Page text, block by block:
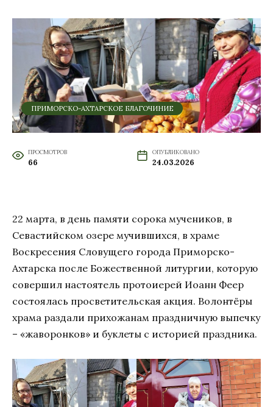
ПРИМОРСКО-АХТАРСКОЕ БЛАГОЧИНИЕ
ПРОСМОТРОВ
66
ОПУБЛИКОВАНО
24.03.2026
22 марта, в день памяти сорока мучеников, в
Севастийском озере мучившихся, в храме
Воскресения Словущего города Приморско-
Ахтарска после Божественной литургии, которую
совершил настоятель протоиерей Иоанн Феер
состоялась просветительская акция. Волонтёры
храма раздали прихожанам праздничную выпечку
– «жаворонков» и буклеты с историей праздника.